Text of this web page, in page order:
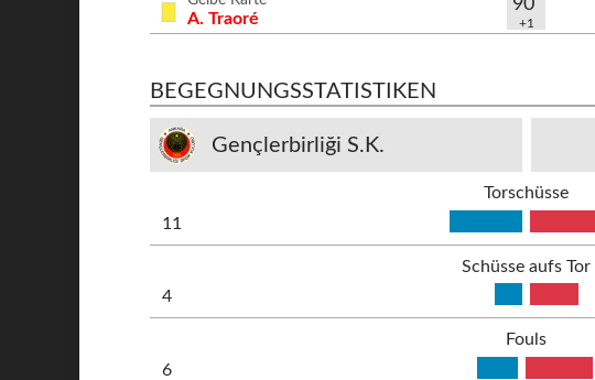
A. Traoré +1
BEGEGNUNGSSTATISTIKEN
Gençlerbirliği S.K.
Torschüsse
11
Schüsse aufs Tor
4
Fouls
6